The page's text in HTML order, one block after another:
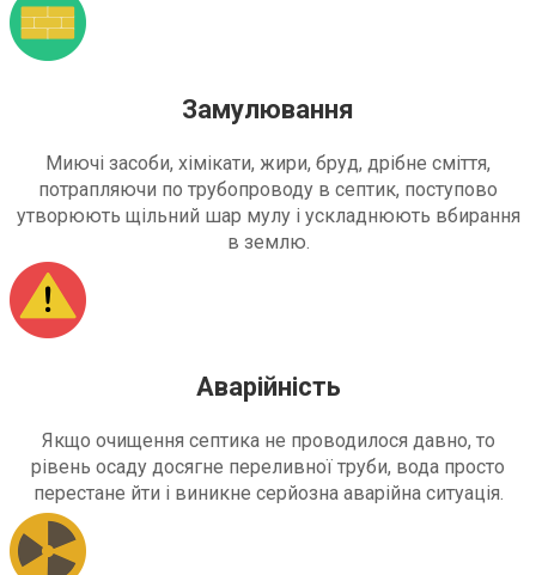
Замулювання
Миючі засоби, хімікати, жири, бруд, дрібне сміття,
потрапляючи по трубопроводу в септик, поступово
утворюють щільний шар мулу і ускладнюють вбирання
в землю.
Аварійність
Якщо очищення септика не проводилося давно, то
рівень осаду досягне переливної труби, вода просто
перестане йти і виникне серйозна аварійна ситуація.